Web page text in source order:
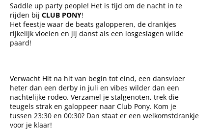
Saddle up party people! Het is tijd om de nacht in te
rijden bij CLUB PONY!
Het feestje waar de beats galopperen, de drankjes
rijkelijk vloeien en jij danst als een losgeslagen wilde
paard!
Verwacht Hit na hit van begin tot eind, een dansvloer
heter dan een derby in juli en vibes wilder dan een
nachtelijke rodeo. Verzamel je stalgenoten, trek die
teugels strak en galoppeer naar Club Pony. Kom je
tussen 23:30 en 00:30? Dan staat er een welkomstdrankje
voor je klaar!